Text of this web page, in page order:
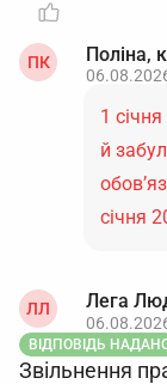
ПК Поліна,
1
й
січня
ЛЛ Лега
ВІДПОВІДЬ
Звільнення